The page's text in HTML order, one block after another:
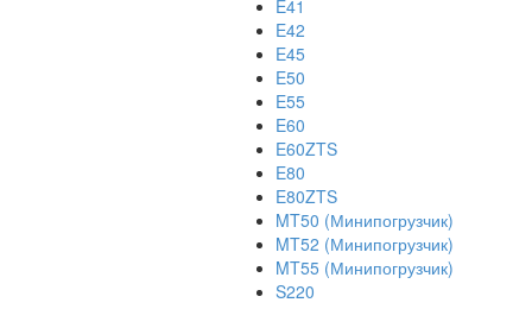
E41
E42
E45
E50
E55
E60
E60ZTS
E80
E80ZTS
MT50 (Минипогрузчик)
MT52 (Минипогрузчик)
MT55 (Минипогрузчик)
S220